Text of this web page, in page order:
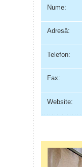
Nume:
Adresă:
Telefon:
Fax:
Website: